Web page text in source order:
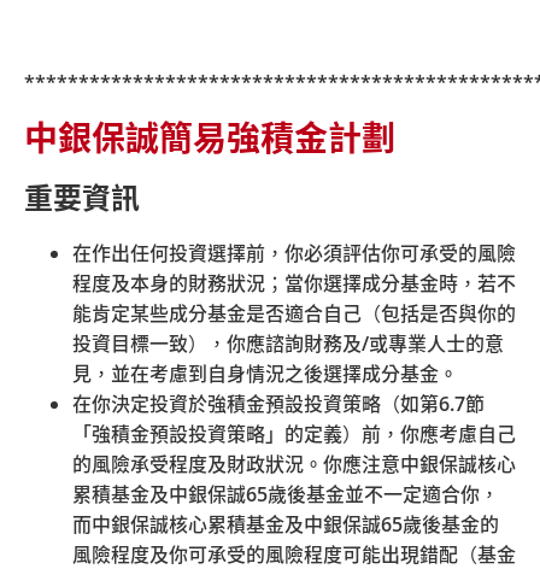
中銀保誠簡易強積金計劃
重要資訊
在作出任何投資選擇前，你必須評估你可承受的風險
程度及本身的財務狀況；當你選擇成分基金時，若不
能肯定某些成分基金是否適合自己（包括是否與你的
投資目標一致），你應諮詢財務及/或專業人士的意
見，並在考慮到自身情況之後選擇成分基金。
在你決定投資於強積金預設投資策略（如第6.7節
「強積金預設投資策略」的定義）前，你應考慮自己
的風險承受程度及財政狀況。你應注意中銀保誠核心
累積基金及中銀保誠65歲後基金並不一定適合你，
而中銀保誠核心累積基金及中銀保誠65歲後基金的
風險程度及你可承受的風險程度可能出現錯配（基金
尖沙咀郵政局郵政信箱 98929 號
積金易服務中心:
香港島
香港灣仔皇后大道東248號大新金融中心6樓601B室（灣
九龍
九龍尖沙咀東部麼地道77號華懋廣場12樓1205-6室（尖沙
咀站P2出口）
新界荃灣楊屋道8號如心廣場第2座18樓1802A室（荃灣西
站D出口，荃灣西如心酒店旁）
開放時間：
星期一至五：上午9時至下午6時
星期六：上午9時至下午1時
星期日及公眾假期休息